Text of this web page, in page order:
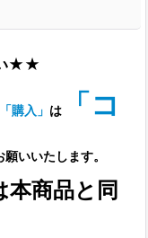
★★
「購入」 は
「コ
願いいたします。
本商品と同